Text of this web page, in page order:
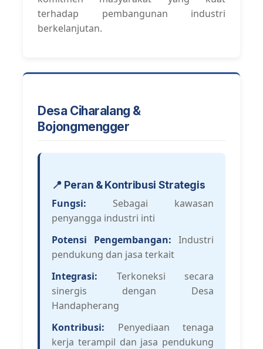
terhadap pembangunan industri
berkelanjutan.
Desa Ciharalang &
Bojongmengger
📍 Peran & Kontribusi Strategis
Fungsi: Sebagai kawasan
penyangga industri inti
Potensi Pengembangan: Industri
pendukung dan jasa terkait
Integrasi: Terkoneksi secara
sinergis dengan Desa
Handapherang
Kontribusi: Penyediaan tenaga
kerja terampil dan jasa pendukung